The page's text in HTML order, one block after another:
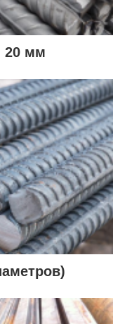
20 мм